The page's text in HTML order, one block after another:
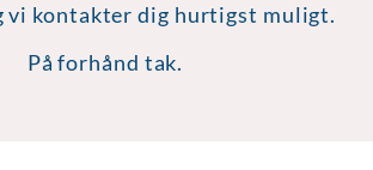
vi kontakter dig hurtigst muligt.
På forhånd tak.